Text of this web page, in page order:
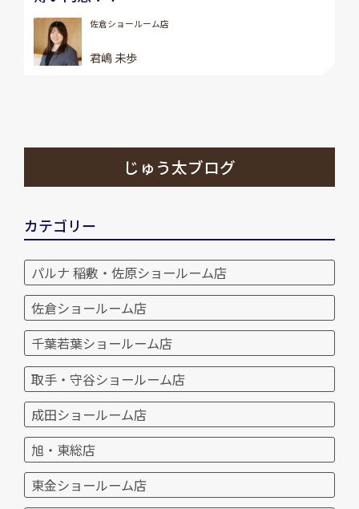
佐倉ショールーム店
君嶋 未歩
じゅう太ブログ
カテゴリー
パルナ 稲敷・佐原ショールーム店
佐倉ショールーム店
千葉若葉ショールーム店
取手・守谷ショールーム店
成田ショールーム店
旭・東総店
東金ショールーム店